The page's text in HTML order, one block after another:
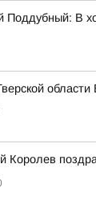
Поддубный: В
Королев